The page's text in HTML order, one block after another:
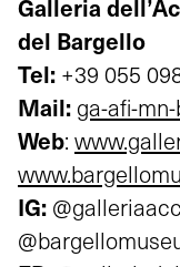
Galleria
del Bargello
Tel: +39 055
Mail: ga-afi-
Web:
IG: